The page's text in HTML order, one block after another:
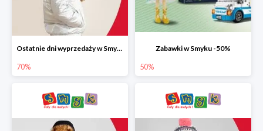
Ostatnie dni wyprzedaży w Smyku do -70%
70%
Zabawki w Smyku -50%
50%